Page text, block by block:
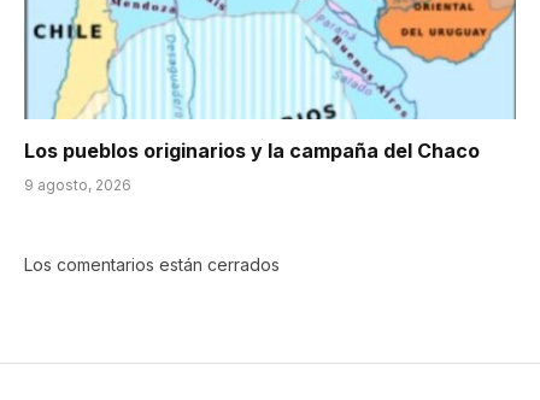
Los pueblos originarios y la campaña del Chaco
9 agosto, 2026
Los comentarios están cerrados